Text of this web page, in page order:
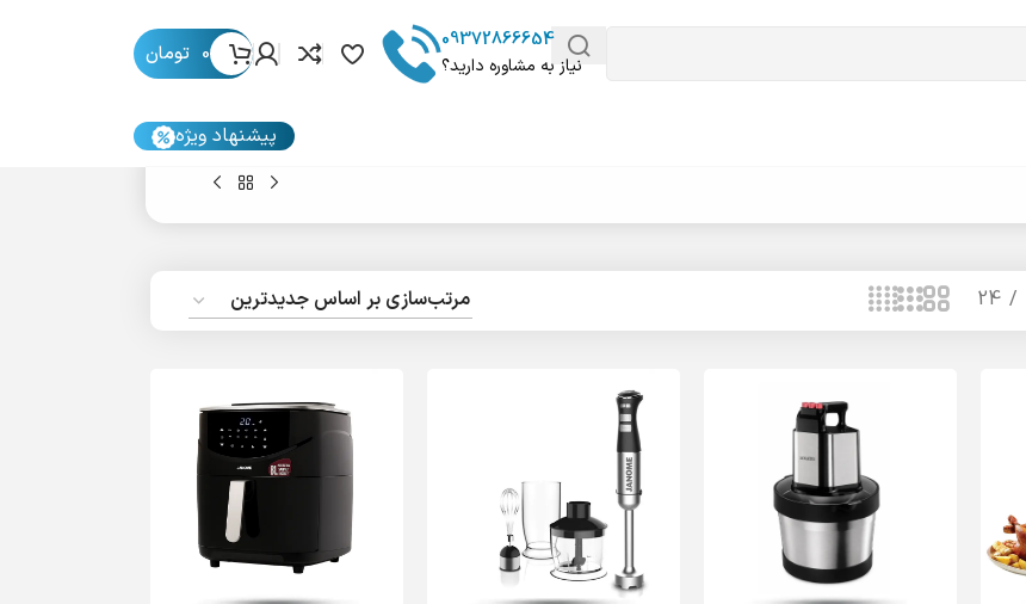
09372866654
نیاز به مشاوره دارید؟
0 تومان
پیشنهاد ویژه
24